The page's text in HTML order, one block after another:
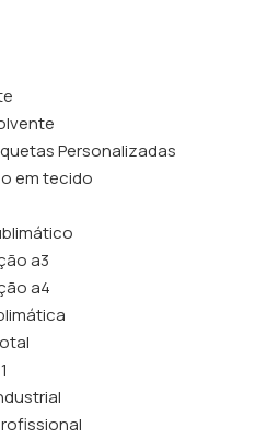
Personalizadas
em tecido
a3
a4